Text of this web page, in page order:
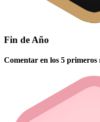
Fin de Año
Comentar en los 5 primeros